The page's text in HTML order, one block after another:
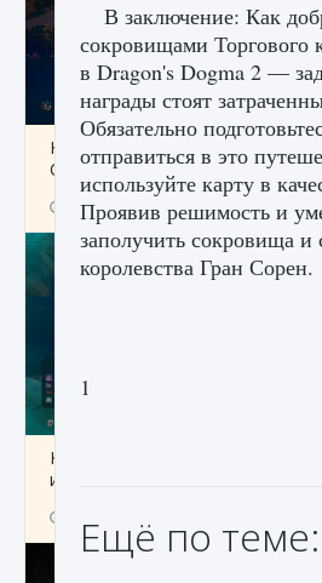
Как разблокировать заклинание
Creatures of Ava
9 августа 2024 1 393
Как приручить существ из
игре Creatures of Ava
В заключение: Как
сокровищами Торгового
в Dragon's Dogma 2 —
награды стоят
Обязательно
отправиться в это
используйте карту в
Проявив решимость и
заполучить сокровища и
королевства Гран Сорен.
1
Ещё по теме: